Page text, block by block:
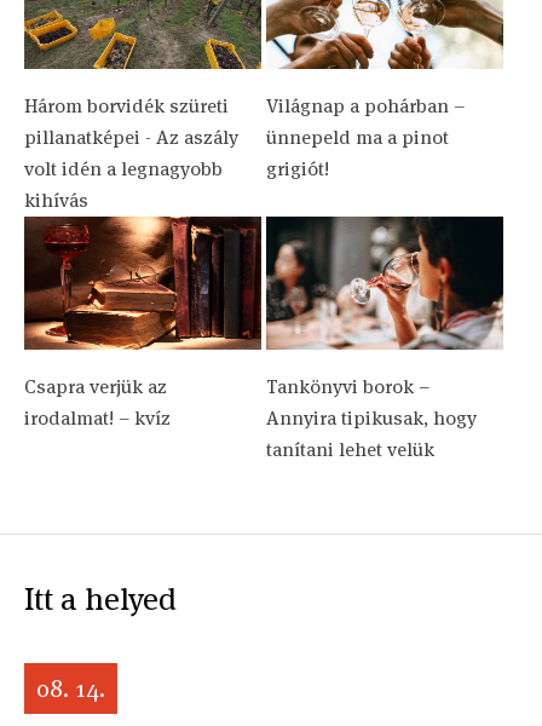
Három borvidék szüreti
pillanatképei - Az aszály
volt idén a legnagyobb
kihívás
Világnap a pohárban –
ünnepeld ma a pinot
grigiót!
Csapra verjük az
irodalmat! – kvíz
Tankönyvi borok –
Annyira tipikusak, hogy
tanítani lehet velük
Itt a helyed
08. 14.